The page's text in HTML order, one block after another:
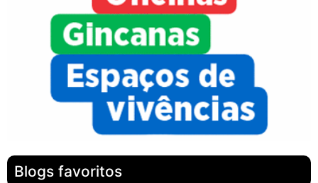
Blogs favoritos